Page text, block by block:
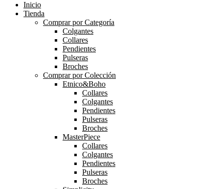
Inicio
Tienda
Comprar por Categoría
Colgantes
Collares
Pendientes
Pulseras
Broches
Comprar por Colección
Etnico&Boho
Collares
Colgantes
Pendientes
Pulseras
Broches
MasterPiece
Collares
Colgantes
Pendientes
Pulseras
Broches